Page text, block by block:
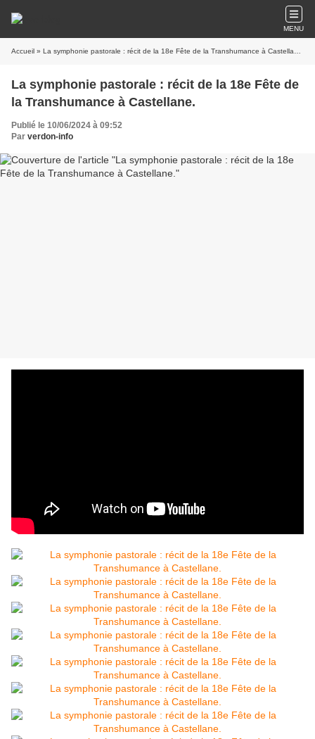
MENU
Accueil » La symphonie pastorale : récit de la 18e Fête de la Transhumance à Castellane.
La symphonie pastorale : récit de la 18e Fête de
la Transhumance à Castellane.
Publié le 10/06/2024 à 09:52
Par verdon-info